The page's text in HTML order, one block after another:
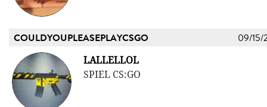
COULDYOUPLEASEPLAYCSGO 09/15/
LALLELLOL
SPIEL CS:GO